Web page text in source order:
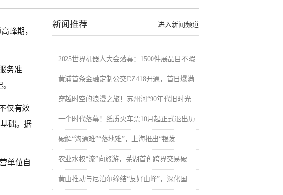
峰期，
务准
仅有效
础。据
单位自
进入新闻频道
新闻推荐
2025世界机器人大会落幕：1500件展品目不暇
黄浦首条金融定制公交DZ418开通，首日爆满
穿越时空的浪漫之旅！苏州河“90年代旧时光
一个时代落幕！纸质火车票10月起正式退出历
破解“沟通难”“落地难”，上海推出“银发
农业水权“流”向旅游，芜湖首创跨界交易破
黄山推动与尼泊尔缔结“友好山峰”，深化国